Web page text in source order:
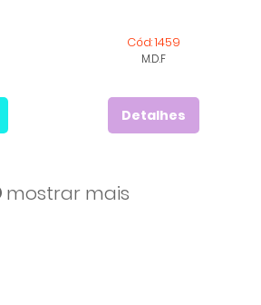
Cód: 1459
M.D.F
Detalhes
mostrar mais